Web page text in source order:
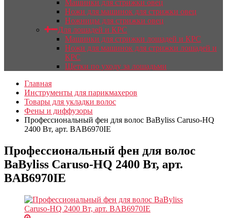
Машинки для стрижки овец
Ножи для машинок для стрижки овец
Ножницы для стрижки овец
Для лошадей и КРС
Машинки для стрижки лошадей и КРС
Ножи для машинок для стрижки лошадей и
КРС
Щетки по уходу за лошадьми
Главная
Инструменты для парикмахеров
Товары для укладки волос
Фены и диффузоры
Профессиональный фен для волос BaByliss Caruso-HQ
2400 Вт, арт. BAB6970IE
Профессиональный фен для волос
BaByliss Caruso-HQ 2400 Вт, арт.
BAB6970IE